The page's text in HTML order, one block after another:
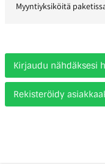
Myyntiyksiköitä
Kirjaudu nähdäksesi
Rekisteröidy